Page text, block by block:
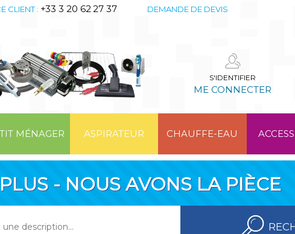
CLIENT : +33 3 20 62 27 37 DEMANDE DE DEVIS
S'IDENTIFIER
ME CONNECTER
MÉNAGER ASPIRATEUR CHAUFFE-EAU
- NOUS AVONS LA PIÈCE